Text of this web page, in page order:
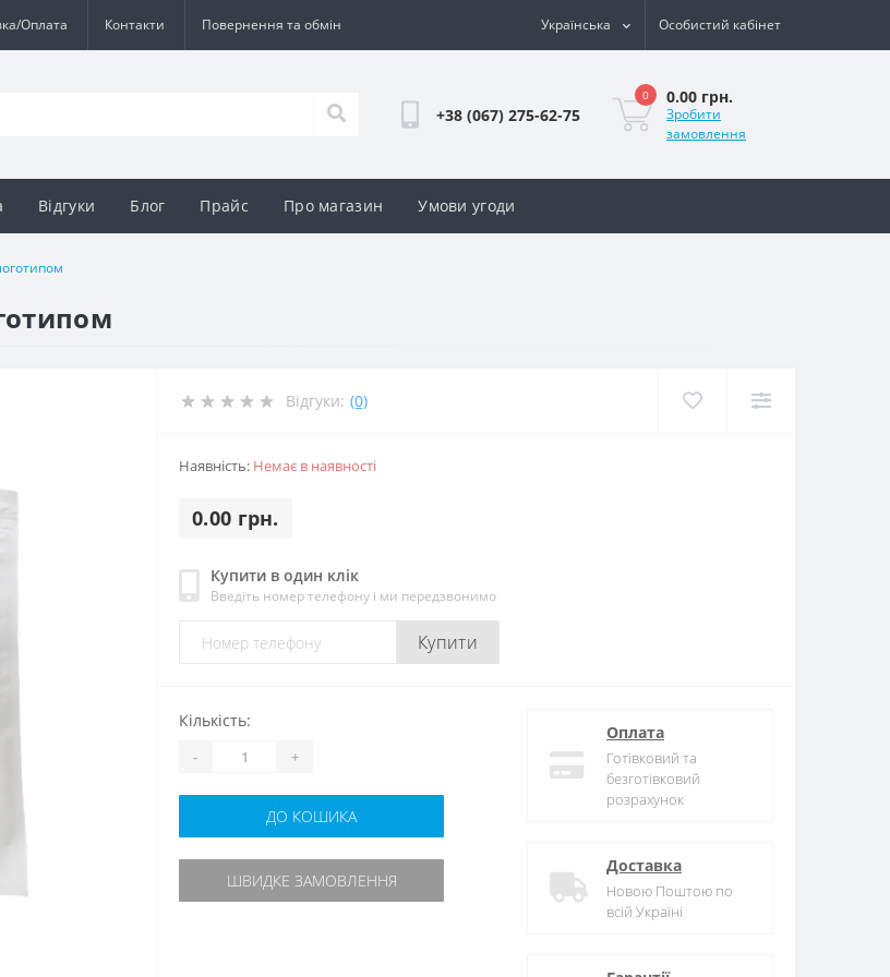
Оплата Контакти Повернення та обмін Українська Особистий кабінет
+38 (067) 275-62-75
0 0.00 грн.
Зробити
замовлення
Відгуки Блог Прайс Про магазин Умови угоди
Відгуки: (0)
Наявність: Немає в наявності
0.00 грн.
Купити в один клік
Введіть номер телефону і ми передзвонимо
Купити
Кількість:
- +
ДО КОШИКА
ШВИДКЕ ЗАМОВЛЕННЯ
Оплата
Готівковий та
безготівковий
розрахунок
Доставка
Новою Поштою по
всій Україні